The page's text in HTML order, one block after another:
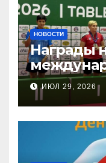
НОВОСТИ
Награды
ИЮЛ 29, 2026